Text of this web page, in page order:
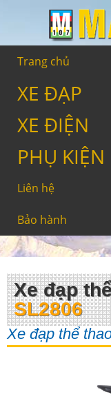
Trang chủ
XE ĐẠP
XE ĐIỆN
PHỤ KIỆN
Liên hệ
Bảo hành
Xe đạp
SL2806
Xe đạp thể